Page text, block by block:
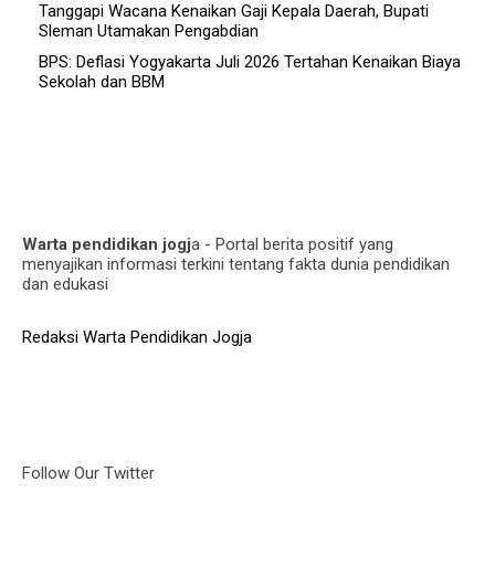
Tanggapi Wacana Kenaikan Gaji Kepala Daerah, Bupati
Sleman Utamakan Pengabdian
BPS: Deflasi Yogyakarta Juli 2026 Tertahan Kenaikan Biaya
Sekolah dan BBM
Warta pendidikan jogja - Portal berita positif yang
menyajikan informasi terkini tentang fakta dunia pendidikan
dan edukasi
Redaksi Warta Pendidikan Jogja
Follow Our Twitter